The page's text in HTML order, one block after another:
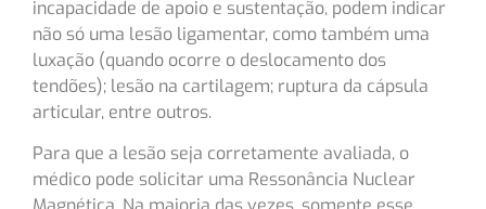
incapacidade de apoio e sustentação, podem indicar
não só uma lesão ligamentar, como também uma
luxação (quando ocorre o deslocamento dos
tendões); lesão na cartilagem; ruptura da cápsula
articular, entre outros.
Para que a lesão seja corretamente avaliada, o
médico pode solicitar uma Ressonância Nuclear